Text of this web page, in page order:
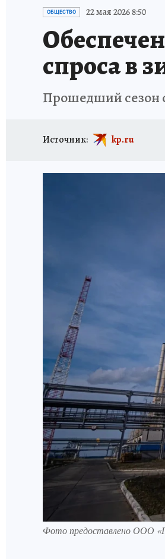
ДЕНЬ ПОБЕДЫ
АНТИРАК
ОБЩЕСТВО 22 мая 2026 8:50
спроса в
Прошедший сезон
Источник: kp.ru
Фото предоставлено ООО